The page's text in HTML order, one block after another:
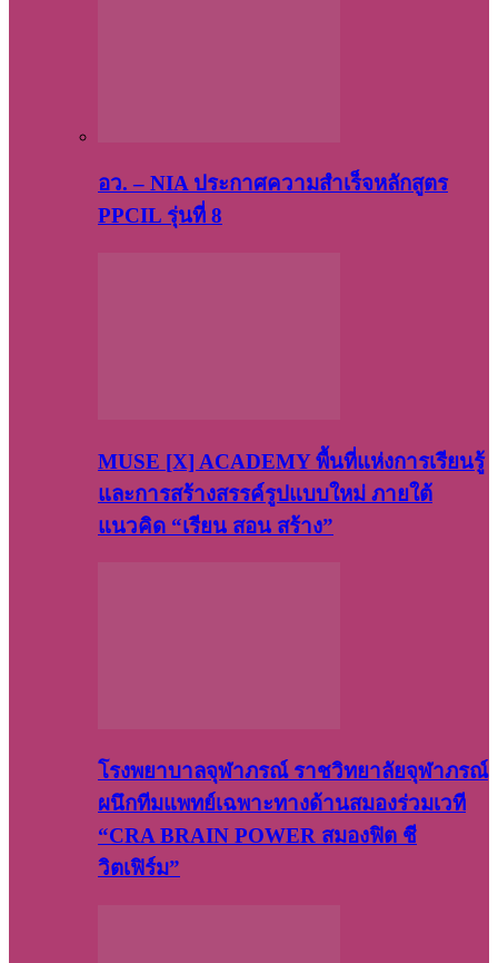
อว. – NIA ประกาศความสำเร็จหลักสูตร
PPCIL รุ่นที่ 8
MUSE [X] ACADEMY พื้นที่แห่งการเรียนรู้
และการสร้างสรรค์รูปแบบใหม่ ภายใต้
แนวคิด “เรียน สอน สร้าง”
โรงพยาบาลจุฬาภรณ์ ราชวิทยาลัยจุฬาภรณ์
ผนึกทีมแพทย์เฉพาะทางด้านสมองร่วมเวที
“CRA BRAIN POWER สมองฟิต ชี
วิตเฟิร์ม”